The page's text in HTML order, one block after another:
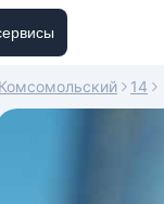
Комсомольский 14